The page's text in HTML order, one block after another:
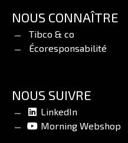
NOUS CONNAÎTRE
Tibco & co
Écoresponsabilité
NOUS SUIVRE
LinkedIn
Morning Webshop